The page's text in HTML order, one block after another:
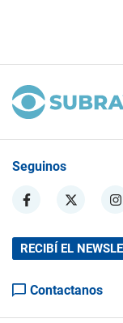
Seguinos
RECIBÍ EL
Contactanos